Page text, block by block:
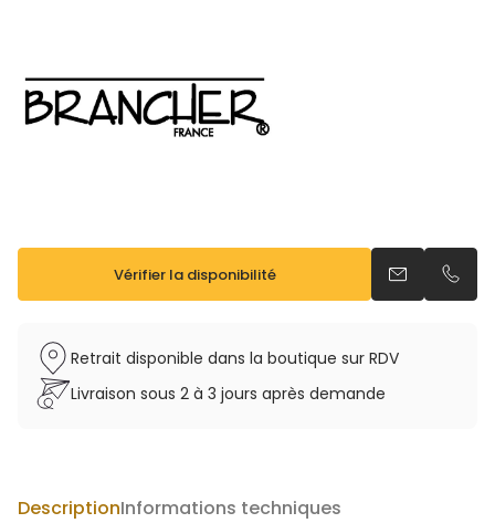
Vérifier la disponibilité Envoyer un
Retrait disponible dans la boutique sur RDV
Livraison sous 2 à 3 jours après demande
DescriptionInformations techniques